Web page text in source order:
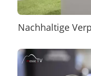
Nachhaltige